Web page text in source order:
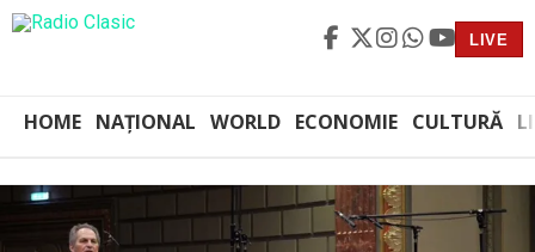
LIVE
HOME NAȚIONAL WORLD ECONOMIE CULTURĂ